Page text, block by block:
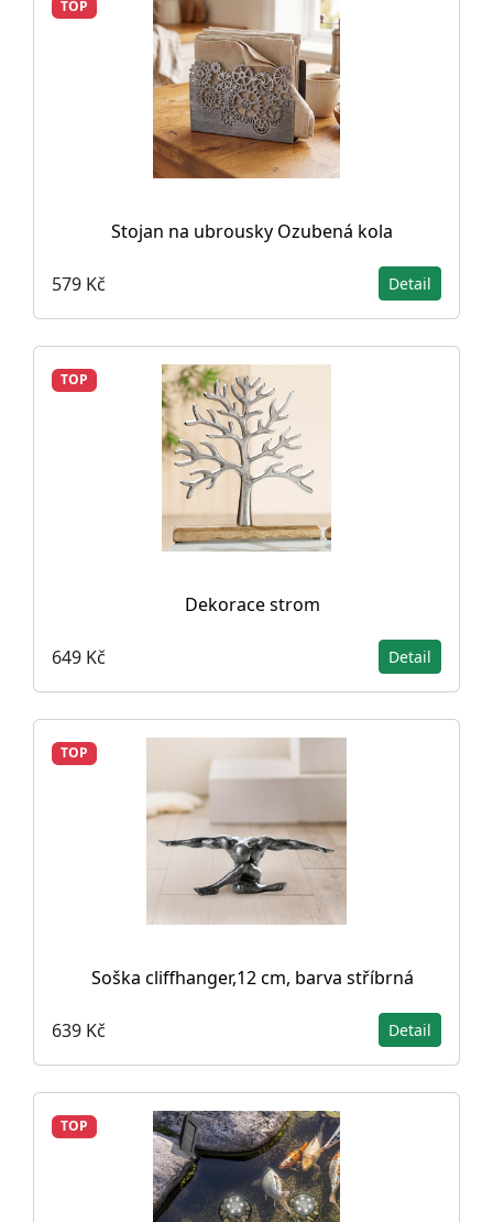
TOP
Stojan na ubrousky Ozubená kola
579 Kč Detail
TOP
Dekorace strom
649 Kč Detail
TOP
Soška cliffhanger,12 cm, barva stříbrná
639 Kč Detail
TOP